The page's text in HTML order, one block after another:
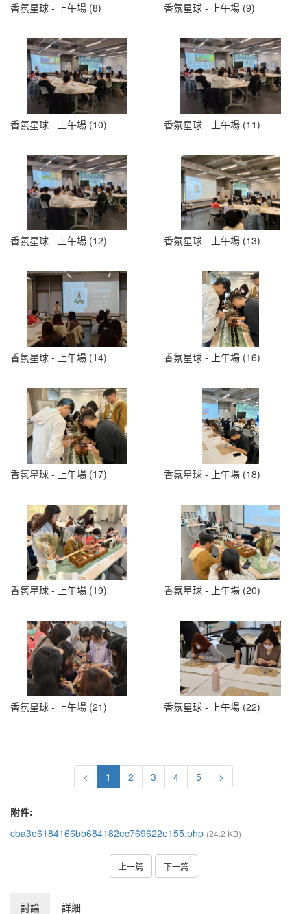
香氛星球 - 上午場 (8) 香氛星球 - 上午場 (9)
香氛星球 - 上午場 (10) 香氛星球 - 上午場 (11)
香氛星球 - 上午場 (12) 香氛星球 - 上午場 (13)
香氛星球 - 上午場 (14) 香氛星球 - 上午場 (16)
香氛星球 - 上午場 (17) 香氛星球 - 上午場 (18)
香氛星球 - 上午場 (19) 香氛星球 - 上午場 (20)
香氛星球 - 上午場 (21) 香氛星球 - 上午場 (22)
< 1 2 3 4 5 >
附件:
cba3e6184166bb684182ec769622e155.php (24.2 KB)
上一篇 下一篇
討論 詳細